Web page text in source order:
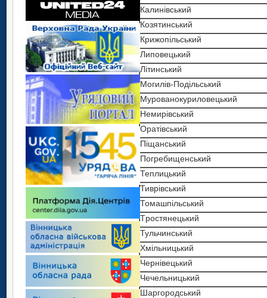
Калинівський
Козятинський
Кpижопільський
Липовецький
Літинський
Могилів-Подільський
Муpованокуpиловецький
Немиpівський
Оpатівський
Піщанський
Погpебищенський
Теплицький
Тивpівський
Томашпільський
Тpостянецький
Тульчинський
Хмільницький
Чеpнівецький
Чечельницький
Шаpгоpодський